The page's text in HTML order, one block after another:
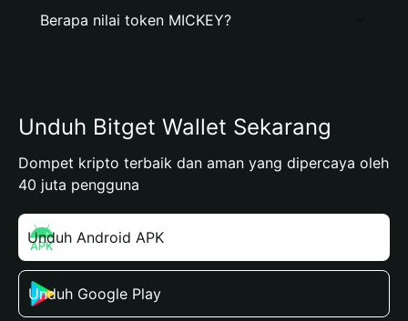
Berapa nilai token MICKEY?
Unduh Bitget Wallet Sekarang
Dompet kripto terbaik dan aman yang dipercaya oleh
40 juta pengguna
Unduh Android APK
Unduh Google Play